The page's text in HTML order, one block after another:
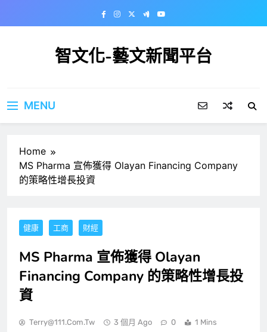
智文化-藝文新聞平台
MENU
Home
MS Pharma 宣佈獲得 Olayan Financing Company
的策略性增長投資
健康 工商 財經
MS Pharma 宣佈獲得 Olayan
Financing Company 的策略性增長投
資
Terry@111.com.tw 3 個月 Ago 0 1 Mins